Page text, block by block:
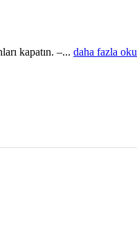
kapatın. –... daha fazla oku